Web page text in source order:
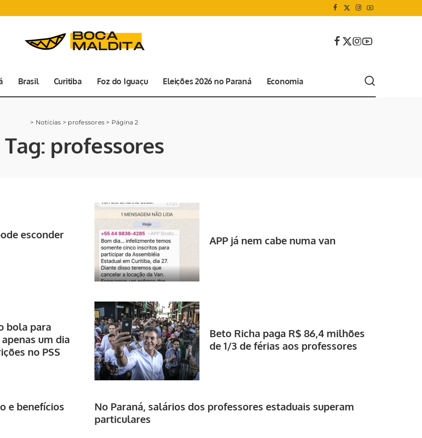
Brasil Curitiba Foz do Iguaçu Eleições 2026 no Paraná Economia
> Notícias > professores > Página 2
Tag: professores
esconder
APP já nem cabe numa van
bola para
um dia
no PSS
Beto Richa paga R$ 86,4 milhões
de 1/3 de férias aos professores
e benefícios
No Paraná, salários dos professores estaduais superam
particulares